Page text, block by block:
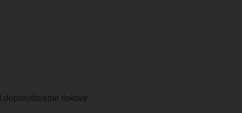
doporučujeme tiskové